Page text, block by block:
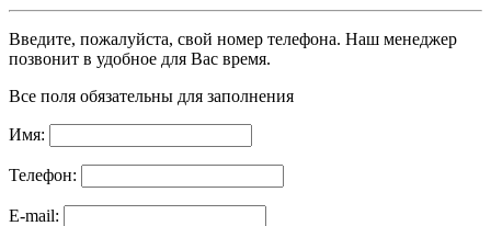
Введите, пожалуйста, свой номер телефона. Наш менеджер
позвонит в удобное для Вас время.
Все поля обязательны для заполнения
Имя:
Телефон:
E-mail: